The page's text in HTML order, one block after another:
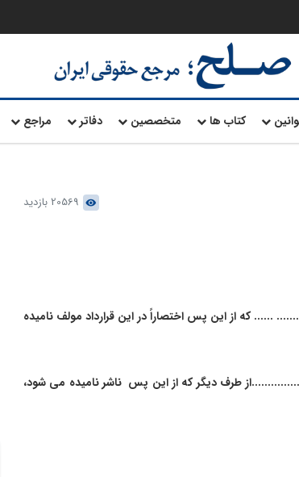
کتاب ها متخصصین دفاتر مراجع
20569 بازدید
که از این پس اختصاراً در این قرارداد مولف نامیده
طرف دیگر که از این پس ناشر نامیده می شود،